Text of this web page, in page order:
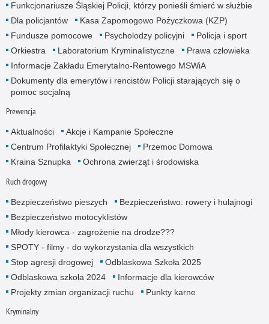
Funkcjonariusze Śląskiej Policji, którzy ponieśli śmierć w służbie
Dla policjantów
Kasa Zapomogowo Pożyczkowa (KZP)
Fundusze pomocowe
Psycholodzy policyjni
Policja i sport
Orkiestra
Laboratorium Kryminalistyczne
Prawa człowieka
Informacje Zakładu Emerytalno-Rentowego MSWiA
Dokumenty dla emerytów i rencistów Policji starających się o
pomoc socjalną
Prewencja
Aktualności
Akcje i Kampanie Społeczne
Centrum Profilaktyki Społecznej
Przemoc Domowa
Kraina Sznupka
Ochrona zwierząt i środowiska
Ruch drogowy
Bezpieczeństwo pieszych
Bezpieczeństwo: rowery i hulajnogi
Bezpieczeństwo motocyklistów
Młody kierowca - zagrożenie na drodze???
SPOTY - filmy - do wykorzystania dla wszystkich
Stop agresji drogowej
Odblaskowa Szkoła 2025
Odblaskowa szkoła 2024
Informacje dla kierowców
Projekty zmian organizacji ruchu
Punkty karne
Kryminalny